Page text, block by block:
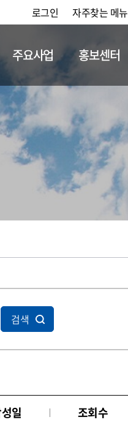
로그인 자주찾는 메뉴
보
주요사업 홍보센터
검색
일 조회수